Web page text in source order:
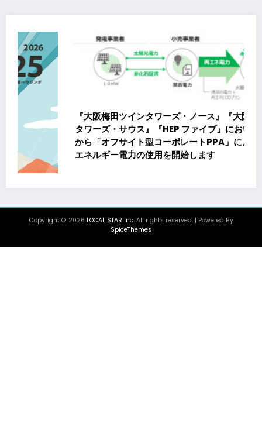
『大阪梅田ツインタワーズ・ノース』『大阪梅田ツイン
タワーズ・サウス』『HEP ファイブ』において8月下旬
から「オフサイト型コーポレートPPA」による再生可能
エネルギー電力の使用を開始します
Copyright © 2026 LOCAL STAR Inc.All rights reserved. | Powered By
SpiceThemes